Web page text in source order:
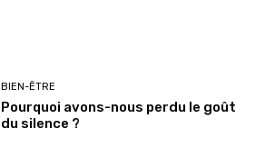
BIEN-ÊTRE
Pourquoi avons-nous perdu le goût
du silence ?